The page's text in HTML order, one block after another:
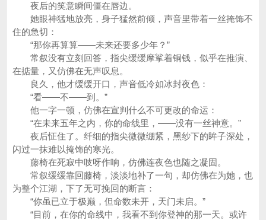
夜后的笑意瞬间僵在唇边。
她眼神猛地放亮，身子猛然前倾，声音里带着一丝掩饰不
住的急切：
“那你再算算——未来还要多少年？”
常叙没有立刻回答，指尖缓缓摩挲着铜钱，似乎在推演、
在掂量，又仿佛在无声叹息。
良久，他才缓缓开口，声音低冷如冰封夜色：
“看——不——到。”
他一字一顿，仿佛在宣判什么不可更改的命运：
“在未来五年之内，你的命线里，——没有一丝神意。”
夜后怔住了。纤细的指尖微微绷紧，黑纱下的眸子深处，
闪过一抹难以掩饰的寒光。
藤椅在死寂中吱呀作响，仿佛连夜色也随之凝固。
常叙缓缓靠回藤椅，淡淡地补了一句，却仿佛在为她，也
为整个江湖，下了无可挽回的断言：
“你虽已立于极巅，但命数未开，天门未启。”
“目前，在你的命线中，我看不到你登神的那一天。或许